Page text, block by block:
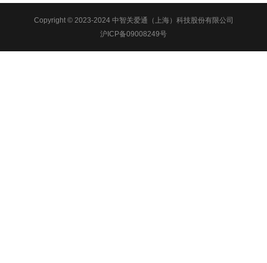
Copyright © 2023-2024 中智关爱通（上海）科技股份有限公司
沪ICP备09008249号